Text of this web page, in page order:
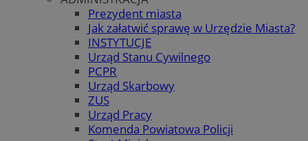
Prezydent miasta
Jak załatwić sprawę w Urzędzie Miasta?
INSTYTUCJE
Urząd Stanu Cywilnego
PCPR
Urząd Skarbowy
ZUS
Urząd Pracy
Komenda Powiatowa Policji